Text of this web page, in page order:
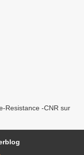
Resistance -CNR sur